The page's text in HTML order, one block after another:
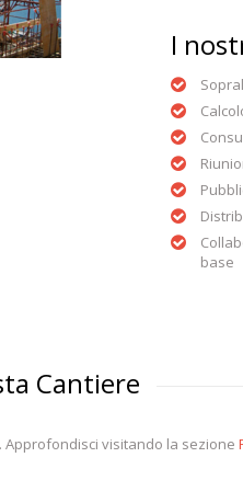
I
base
Cantiere
visitando la sezione